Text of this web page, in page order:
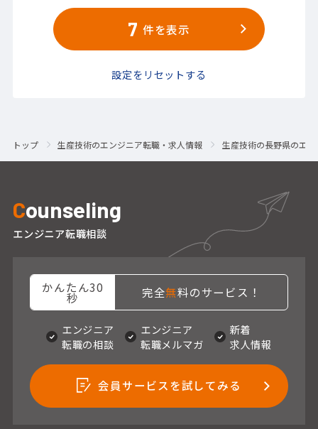
7 件を表示
設定をリセットする
トップ 生産技術のエンジニア転職・求人情報 生産技術の長野県のエ
Counseling
エンジニア転職相談
かんたん30
秒 完全無料のサービス！
エンジニア
転職の相談
エンジニア
転職メルマガ
新着
求人情報
会員サービスを試してみる